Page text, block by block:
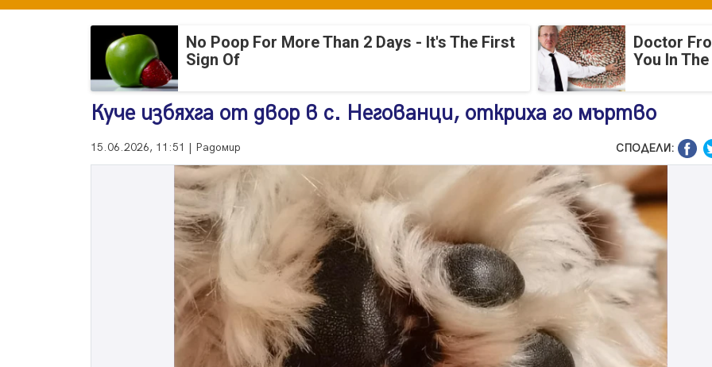
No Poop For More Than 2 Days - It's The First
Sign Of
Doctor
You In
Куче избяхга от двор в с. Негованци, откриха го мъртво
15.06.2026, 11:51 | Радомир СПОДЕЛИ: